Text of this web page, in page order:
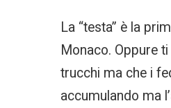
La “testa” è la
Monaco. Oppure
trucchi ma che i
accumulando ma